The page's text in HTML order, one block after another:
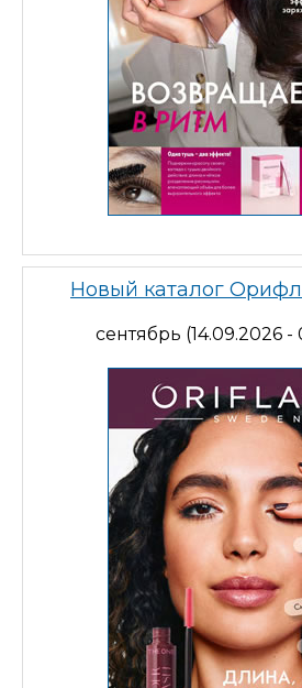
Новый каталог
сентябрь (14.09.2026 -